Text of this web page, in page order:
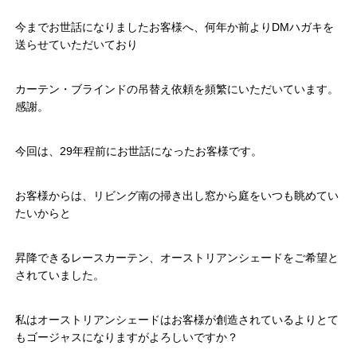
今までお世話になりましたお客様へ、何年か前よりDMハガキを
送らせていただいており
カーテン・ブラインドの吊替え依頼を頻繁にいただいています。
感謝。
今回は、29年程前にお世話になったお客様です。
お客様からは、リビング南の掃き出し窓から庭をいつも眺めてい
たいからと
昇降できるレースカーテン、オーストリアンシェードをご希望と
されていました。
私はオーストリアンシェードはお客様が創造されているよりとて
もゴージャスになりますがよろしいですか？